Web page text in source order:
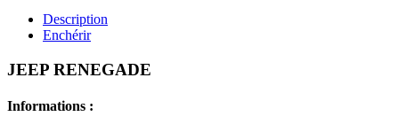
Description
Enchérir
JEEP RENEGADE
Informations :